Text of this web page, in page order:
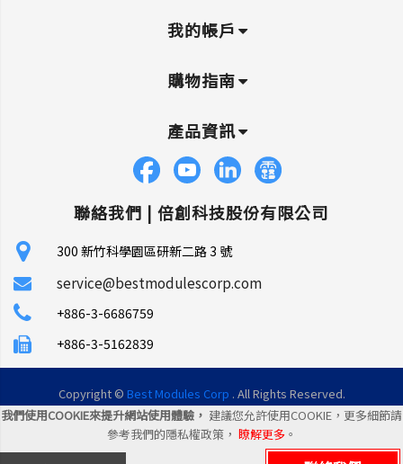
我們使用COOKIE來提升網站使用體驗， 建議您允許使用COOKIE，更多細節請
參考我們的隱私權政策， 瞭解更多。
我的帳戶
購物指南
產品資訊
聯絡我們 | 倍創科技股份有限公司
300 新竹科學園區研新二路 3 號
service@bestmodulescorp.com
+886-3-6686759
+886-3-5162839
Copyright © Best Modules Corp . All Rights Reserved.
| 網站地圖 | 統一編號: 45106035